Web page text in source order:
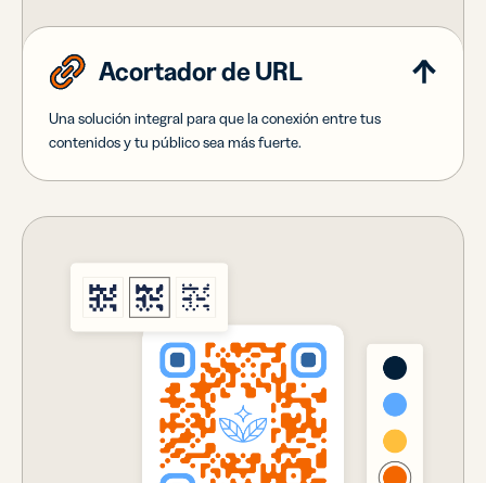
Acortador de URL
Una solución integral para que la conexión entre tus
contenidos y tu público sea más fuerte.